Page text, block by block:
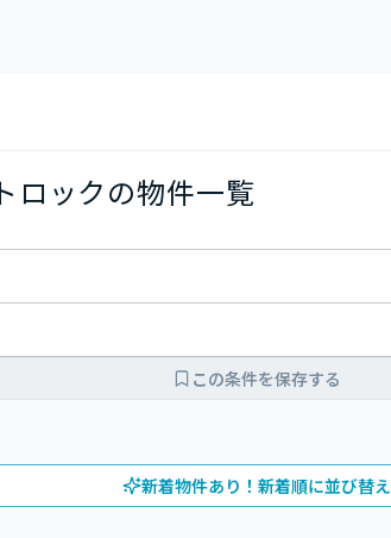
ロックの物件一覧
この条件を保存する
新着物件あり！新着順に並び替え